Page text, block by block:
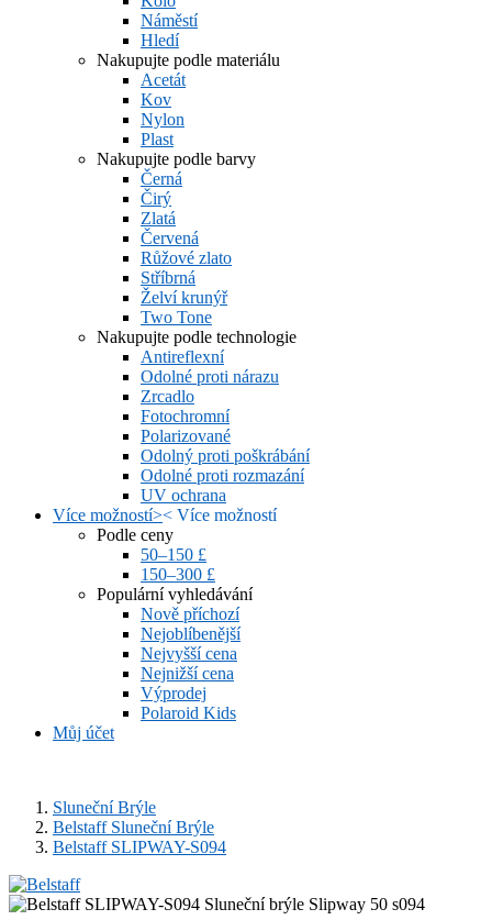
Náměstí
Hledí
Nakupujte podle materiálu
Acetát
Kov
Nylon
Plast
Nakupujte podle barvy
Černá
Čirý
Zlatá
Červená
Růžové zlato
Stříbrná
Želví krunýř
Two Tone
Nakupujte podle technologie
Antireflexní
Odolné proti nárazu
Zrcadlo
Fotochromní
Polarizované
Odolný proti poškrábání
Odolné proti rozmazání
UV ochrana
Více možností>< Více možností
Podle ceny
50–150 £
150–300 £
Populární vyhledávání
Nově příchozí
Nejoblíbenější
Nejvyšší cena
Nejnižší cena
Výprodej
Polaroid Kids
Můj účet
Sluneční Brýle
Belstaff Sluneční Brýle
Belstaff SLIPWAY-S094